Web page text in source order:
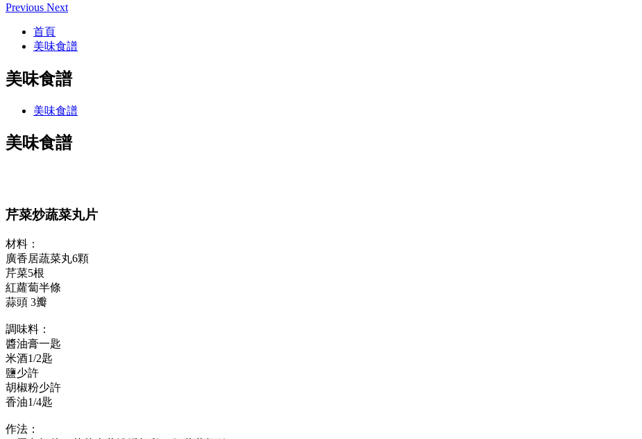
Previous Next
首頁
美味食譜
美味食譜
美味食譜
美味食譜
芹菜炒蔬菜丸片
材料：
廣香居蔬菜丸6顆
芹菜5根
紅蘿蔔半條
蒜頭 3瓣
調味料：
醬油膏一匙
米酒1/2匙
鹽少許
胡椒粉少許
香油1/4匙
作法：